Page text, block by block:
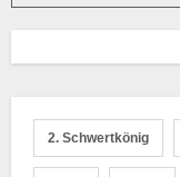
2. Schwertkönig